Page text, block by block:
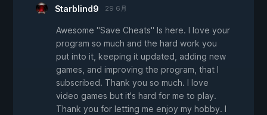
Starblind9 29 6月
Awesome "Save Cheats" Is here. I love your
program so much and the hard work you
put into it, keeping it updated, adding new
games, and improving the program, that I
subscribed. Thank you so much. I love
video games but it's hard for me to play.
Thank you for letting me enjoy my hobby. I